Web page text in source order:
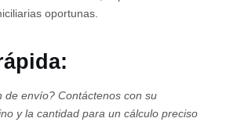
oportunas.
de envío? Contáctenos con su
y la cantidad para un cálculo preciso